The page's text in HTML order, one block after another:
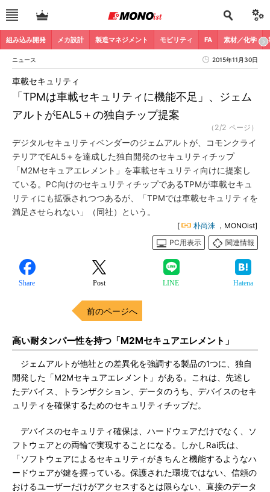
組み込み開発 メカ設計 製造マネジメント モビリティ FA 素材／化学
ニュース 2015年11月30日
「TPMは車載セキュリティに機能不足」、ジェム
アルトがEAL5＋の独自チップ提案
車載セキュリティ
（2/2 ページ）
デジタルセキュリティベンダーのジェムアルトが、コモンクライ
テリアでEAL5＋を達成した独自開発のセキュリティチップ
「M2Mセキュアエレメント」を車載セキュリティ向けに提案し
ている。PC向けのセキュリティチップであるTPMが車載セキュ
リティにも拡張されつつあるが、「TPMでは車載セキュリティを
満足させられない」（同社）という。
[ 朴尚洙 ，MONOist]
PC用表示
関連情報
Share Post LINE Hatena
前のページへ
高い耐タンパー性を持つ「M2Mセキュアエレメント」
ジェムアルトが他社との差異化を強調する製品の1つに、独自
開発した「M2Mセキュアエレメント」がある。これは、先述し
たデバイス、トランザクション、データのうち、デバイスのセキ
ュリティを確保するためのセキュリティチップだ。
デバイスのセキュリティ確保は、ハードウェアだけでなく、ソ
フトウェアとの両輪で実現することになる。しかしRai氏は、
「ソフトウェアによるセキュリティがきちんと機能するようなハ
ードウェアが鍵を握っている。保護された環境ではない、信頼の
おけるユーザーだけがアクセスするとは限らない、直接のデータ